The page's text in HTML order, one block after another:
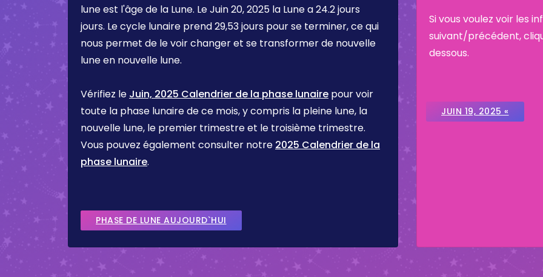
lune est l'âge de la Lune. LeJuin 20, 2025 la Lune a24.2 jours
jours. Le cycle lunaire prend 29,53 jours pour se terminer, ce qui
nous permet de le voir changer et se transformer de nouvelle
lune en nouvelle lune.
Vérifiez le Juin, 2025 Calendrier de la phase lunaire pour voir
toute la phase lunaire de ce mois, y compris la pleine lune, la
nouvelle lune, le premier trimestre et le troisième trimestre.
Vous pouvez également consulter notre 2025 Calendrier de la
phase lunaire.
PHASE DE LUNE AUJOURD`HUI
Si vous voulez voir les
suivant/précédent,
dessous.
JUIN 19, 2025 «